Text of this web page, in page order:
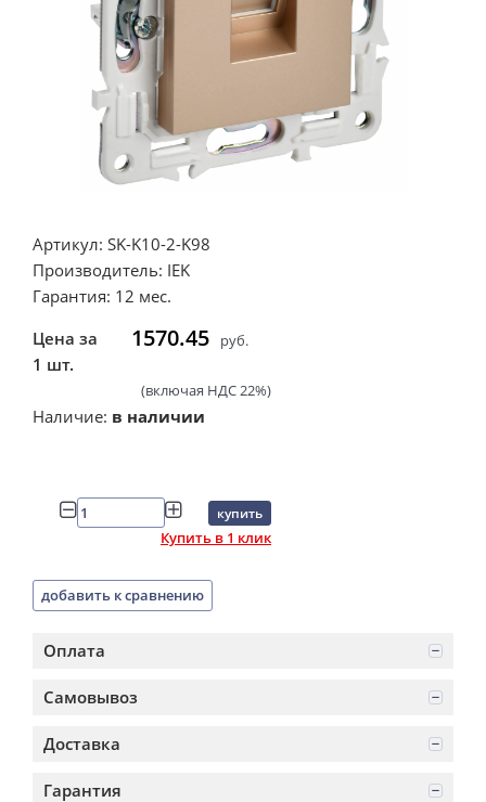
Артикул: SK-K10-2-K98
Производитель: IEK
Гарантия: 12 мес.
Цена за
1 шт.
1570.45 руб.
(включая НДС 22%)
Наличие: в наличии
купить
Купить в 1 клик
добавить к сравнению
Оплата
Самовывоз
Доставка
Гарантия